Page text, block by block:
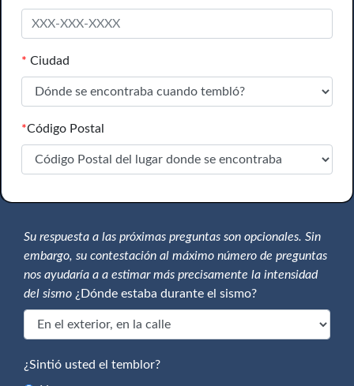
* Ciudad
*Código Postal
Su respuesta a las próximas preguntas son opcionales. Sin
embargo, su contestación al máximo número de preguntas
nos ayudaría a a estimar más precisamente la intensidad
del sismo ¿Dónde estaba durante el sismo?
¿Sintió usted el temblor?